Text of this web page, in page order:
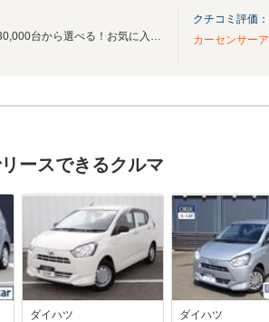
全国のグループ総在庫30,000台から選べる！お気に入りの愛車がきっと見つかります！
クチコミ評価：
カーセンサー
ースできるクルマ
ダイハツ ダイハツ